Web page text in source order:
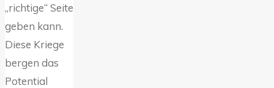
„richtige“ Seite
geben kann.
Diese Kriege
bergen das
Potential